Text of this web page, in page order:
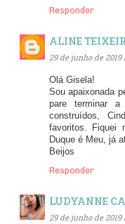
Responder
ALINE
29 de junho de 2019
Olá Gisela!
Sou apaixonada
pare terminar
construídos,
favoritos. Fiquei
Duque é Meu, já
Beijos
Responder
LUDYANNE
29 de junho de 2019